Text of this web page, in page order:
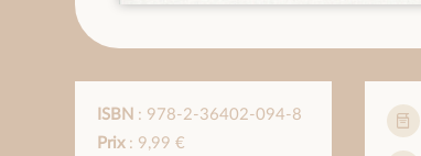
ISBN : 978-2-36402-094-8
Prix: 9,99 €